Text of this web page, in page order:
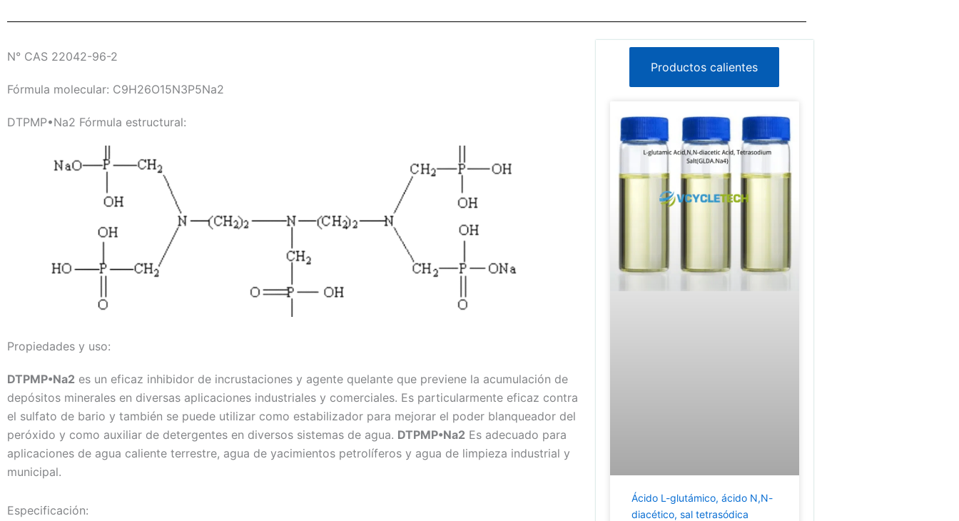
N° CAS 22042-96-2
Fórmula molecular: C9H26O15N3P5Na2
DTPMP•Na2 Fórmula estructural:
Propiedades y uso:
DTPMP•Na2 es un eficaz inhibidor de incrustaciones y agente quelante que previene la acumulación de
depósitos minerales en diversas aplicaciones industriales y comerciales. Es particularmente eficaz contra
el sulfato de bario y también se puede utilizar como estabilizador para mejorar el poder blanqueador del
peróxido y como auxiliar de detergentes en diversos sistemas de agua. DTPMP•Na2 Es adecuado para
aplicaciones de agua caliente terrestre, agua de yacimientos petrolíferos y agua de limpieza industrial y
municipal.
Especificación:
Productos calientes
Ácido L-glutámico, ácido N,N-
diacético, sal tetrasódica